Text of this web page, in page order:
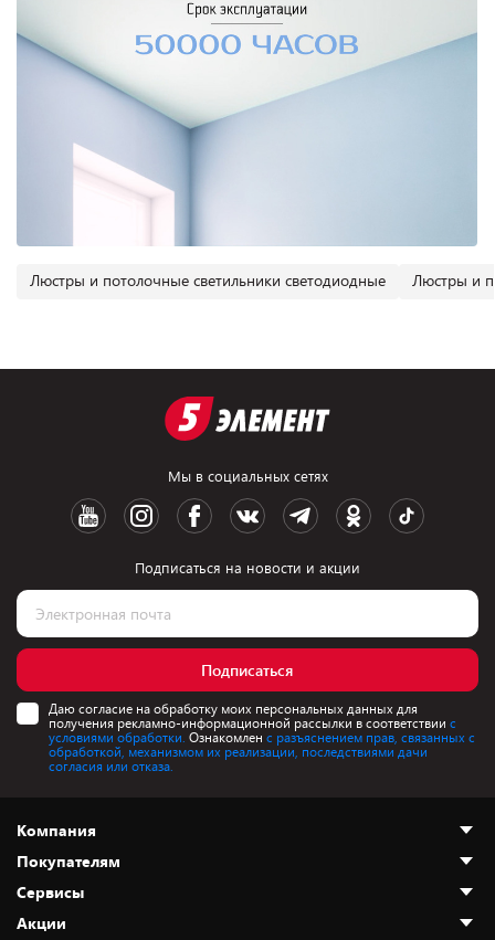
Люстры и потолочные светильники светодиодные Люстры и
Мы в социальных сетях
Подписаться на новости и акции
Подписаться
Даю согласие на обработку моих персональных данных для
получения рекламно-информационной рассылки в соответствии с
условиями обработки. Ознакомлен с разъяснением прав, связанных с
обработкой, механизмом их реализации, последствиями дачи
согласия или отказа.
Компания
О нас
Адреса магазинов
Покупателям
Как сделать заказ
Сервисы
Акции